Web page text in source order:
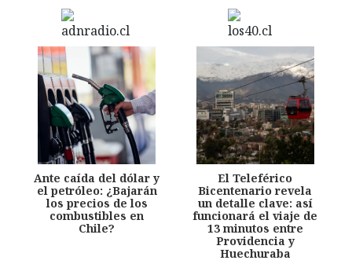
Ante caída del dólar y
el petróleo: ¿Bajarán
los precios de los
combustibles en
Chile?
El Teleférico
Bicentenario revela
un detalle clave: así
funcionará el viaje de
13 minutos entre
Providencia y
Huechuraba